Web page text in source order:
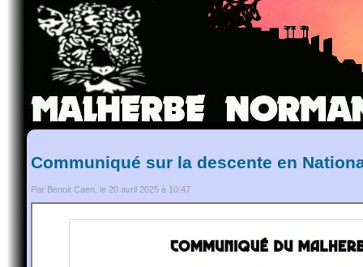
Communiqué sur la descente en
Par Benoit Caen, le 20 avril 2025 à 10:47